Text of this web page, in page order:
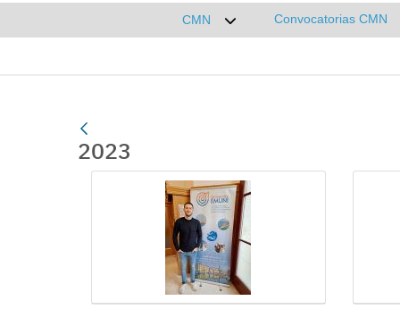
CMN
Desplegar submenú de CMN
Convocatorias CMN
2023